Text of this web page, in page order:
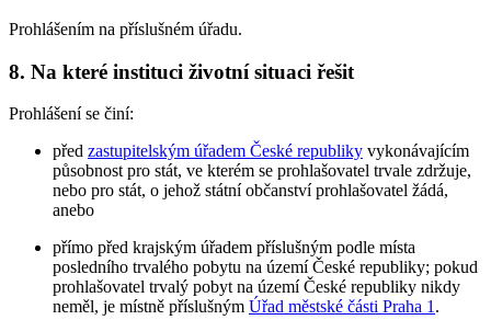
Prohlášením na příslušném úřadu.
8. Na které instituci životní situaci řešit
Prohlášení se činí:
před zastupitelským úřadem České republiky vykonávajícím
působnost pro stát, ve kterém se prohlašovatel trvale zdržuje,
nebo pro stát, o jehož státní občanství prohlašovatel žádá,
anebo
přímo před krajským úřadem příslušným podle místa
posledního trvalého pobytu na území České republiky; pokud
prohlašovatel trvalý pobyt na území České republiky nikdy
neměl, je místně příslušným Úřad městské části Praha 1 .